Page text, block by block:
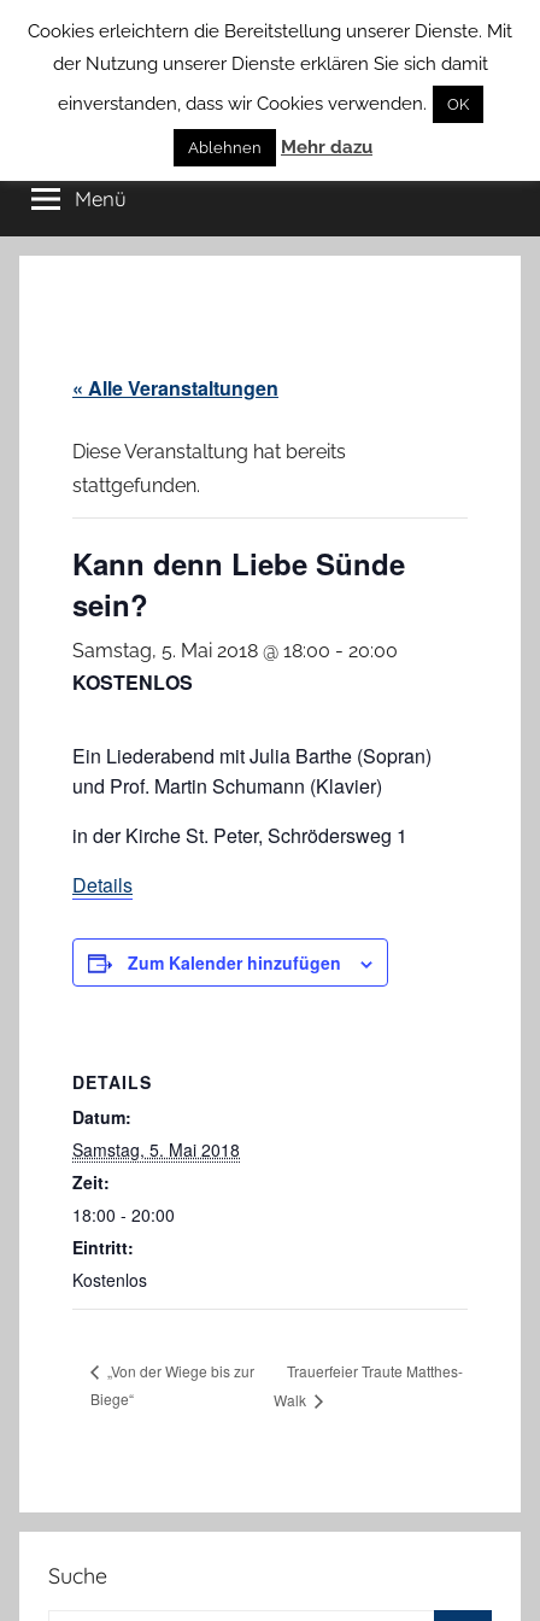
Borstel
von
Groß
Borstel
Menü
« Alle Veranstaltungen
Diese Veranstaltung hat bereits
stattgefunden.
Kann denn Liebe Sünde
sein?
Samstag, 5. Mai 2018 @ 18:00 - 20:00
KOSTENLOS
Ein Liederabend mit Julia Barthe (Sopran)
und Prof. Martin Schumann (Klavier)
in der Kirche St. Peter, Schrödersweg 1
Details
Zum Kalender hinzufügen
DETAILS
Datum:
Samstag, 5. Mai 2018
Zeit:
18:00 - 20:00
Eintritt:
Kostenlos
„Von der Wiege bis zur
Biege“
Trauerfeier Traute Matthes-
Walk
Suche
Cookies erleichtern die Bereitstellung unserer Dienste. Mit
der Nutzung unserer Dienste erklären Sie sich damit
einverstanden, dass wir Cookies verwenden.
OK
Ablehnen Mehr dazu